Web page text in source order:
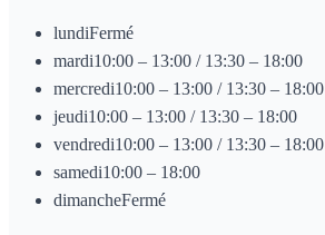
lundiFermé
mardi10:00 – 13:00 / 13:30 – 18:00
mercredi10:00 – 13:00 / 13:30 – 18:00
jeudi10:00 – 13:00 / 13:30 – 18:00
vendredi10:00 – 13:00 / 13:30 – 18:00
samedi10:00 – 18:00
dimancheFermé